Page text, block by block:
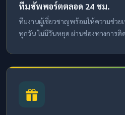
ทีมซัพพอร์ตตลอด 24 ชม.
ทีมงานผู้เชี่ยวชาญพร้อมให้ความช่วย
ทุกวัน ไม่มีวันหยุด ผ่านช่องทางการ